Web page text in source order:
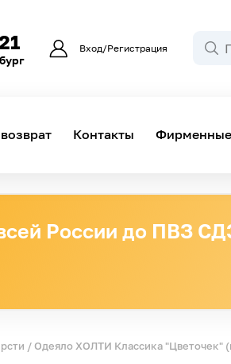
Вход/Регистрация
Контакты
России до ПВЗ
/ Одеяло ХОЛТИ Классика "Цветочек"